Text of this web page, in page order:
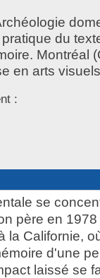
du
Montréal
en arts
:
se
père en
la Californie,
d'une
laissé se